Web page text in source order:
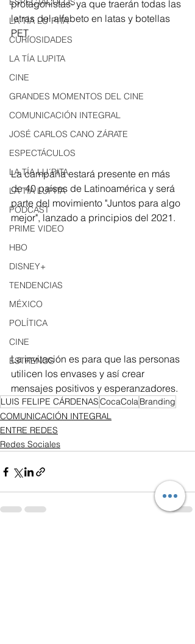
LA TÍA LU´PITA
CURIOSIDADES
LA TÍA LUPITA
CINE
GRANDES MOMENTOS DEL CINE
COMUNICACIÓN INTEGRAL
JOSÉ CARLOS CANO ZÁRATE
ESPECTÁCULOS
LA TÍA LU´PITA
LA TÍA LUPITA
PODCAST
PRIME VIDEO
HBO
DISNEY+
TENDENCIAS
MÉXICO
POLÍTICA
CINE
ESTRENOS
protagonistas- ya que traerán todas las
letras del alfabeto en latas y botellas
PET.
La campaña estará presente en más
de 40 países de Latinoamérica y será
parte del movimiento "Juntos para algo
mejor", lanzado a principios del 2021.
La invitación es para que las personas
utilicen los envases y así crear
mensajes positivos y esperanzadores.
LUIS FELIPE CÁRDENASCocaColaBranding
COMUNICACIÓN INTEGRAL
ENTRE REDES
Redes Sociales